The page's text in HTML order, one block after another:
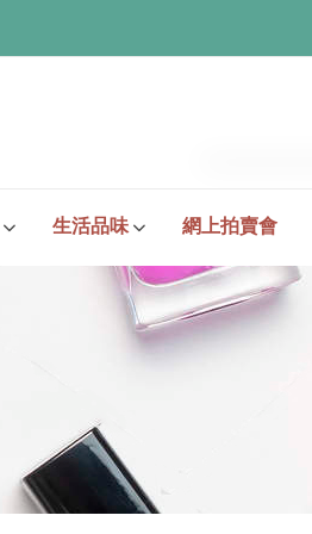
TOTAL
生活品味 網上拍賣會